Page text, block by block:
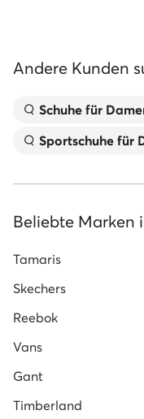
Andere Kunden
Schuhe für
Sportschuhe für
Beliebte Marken
Tamaris
Skechers
Reebok
Vans
Gant
Timberland